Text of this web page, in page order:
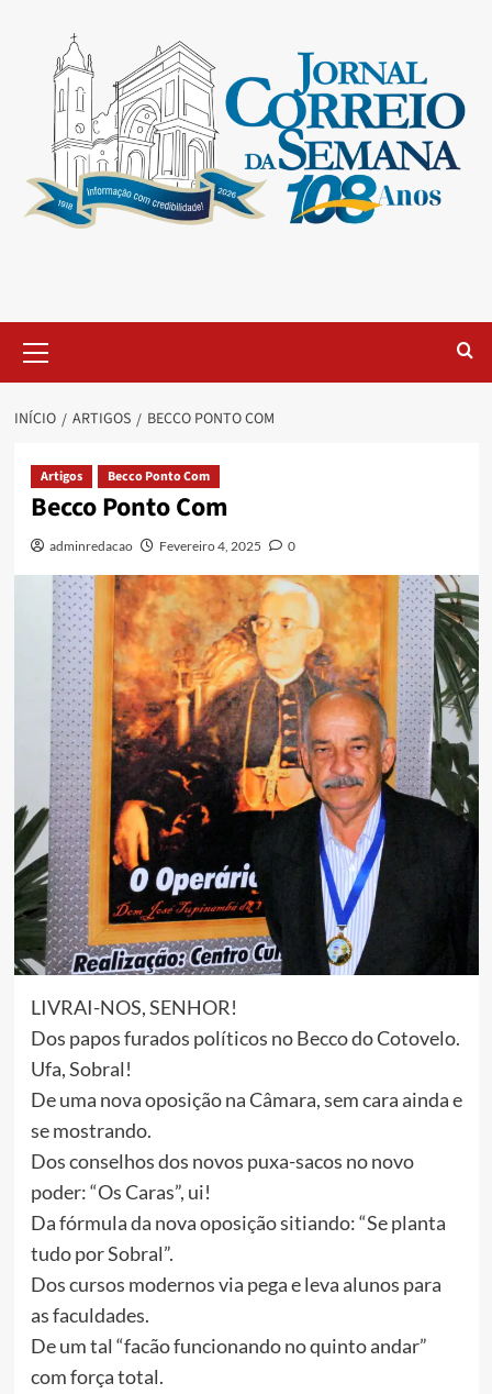
INÍCIO ARTIGOS BECCO PONTO COM
Artigos Becco Ponto Com
Becco Ponto Com
adminredacao Fevereiro 4, 2025 0
LIVRAI-NOS, SENHOR!
Dos papos furados políticos no Becco do Cotovelo.
Ufa, Sobral!
De uma nova oposição na Câmara, sem cara ainda e
se mostrando.
Dos conselhos dos novos puxa-sacos no novo
poder: “Os Caras”, ui!
Da fórmula da nova oposição sitiando: “Se planta
tudo por Sobral”.
Dos cursos modernos via pega e leva alunos para
as faculdades.
De um tal “facão funcionando no quinto andar”
com força total.